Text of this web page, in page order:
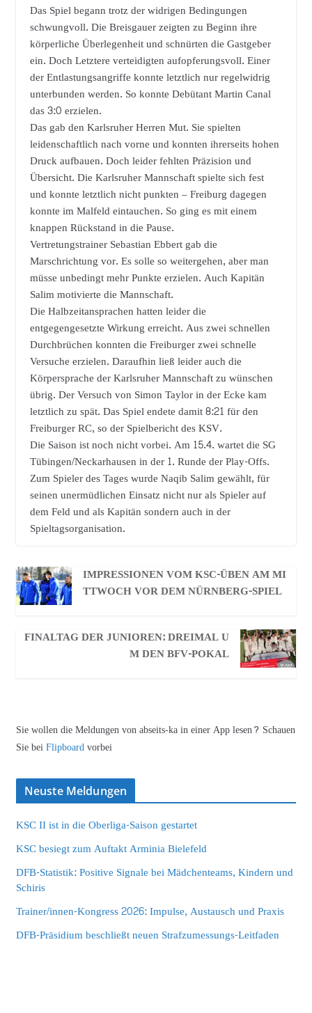
Das Spiel begann trotz der widrigen Bedingungen
schwungvoll. Die Breisgauer zeigten zu Beginn ihre
körperliche Überlegenheit und schnürten die Gastgeber
ein. Doch Letztere verteidigten aufopferungsvoll. Einer
der Entlastungsangriffe konnte letztlich nur regelwidrig
unterbunden werden. So konnte Debütant Martin Canal
das 3:0 erzielen.
Das gab den Karlsruher Herren Mut. Sie spielten
leidenschaftlich nach vorne und konnten ihrerseits hohen
Druck aufbauen. Doch leider fehlten Präzision und
Übersicht. Die Karlsruher Mannschaft spielte sich fest
und konnte letztlich nicht punkten – Freiburg dagegen
konnte im Malfeld eintauchen. So ging es mit einem
knappen Rückstand in die Pause.
Vertretungstrainer Sebastian Ebbert gab die
Marschrichtung vor. Es solle so weitergehen, aber man
müsse unbedingt mehr Punkte erzielen. Auch Kapitän
Salim motivierte die Mannschaft.
Die Halbzeitansprachen hatten leider die
entgegengesetzte Wirkung erreicht. Aus zwei schnellen
Durchbrüchen konnten die Freiburger zwei schnelle
Versuche erzielen. Daraufhin ließ leider auch die
Körpersprache der Karlsruher Mannschaft zu wünschen
übrig. Der Versuch von Simon Taylor in der Ecke kam
letztlich zu spät. Das Spiel endete damit 8:21 für den
Freiburger RC, so der Spielbericht des KSV.
Die Saison ist noch nicht vorbei. Am 15.4. wartet die SG
Tübingen/Neckarhausen in der 1. Runde der Play-Offs.
Zum Spieler des Tages wurde Naqib Salim gewählt, für
seinen unermüdlichen Einsatz nicht nur als Spieler auf
dem Feld und als Kapitän sondern auch in der
Spieltagsorganisation.
IMPRESSIONEN VOM KSC-ÜBEN AM MI
TTWOCH VOR DEM NÜRNBERG-SPIEL
FINALTAG DER JUNIOREN: DREIMAL U
M DEN BFV-POKAL
Sie wollen die Meldungen von abseits-ka in einer App lesen? Schauen
Sie beiFlipboardvorbei
Neuste Meldungen
KSC II ist in die Oberliga-Saison gestartet
KSC besiegt zum Auftakt Arminia Bielefeld
DFB-Statistik: Positive Signale bei Mädchenteams, Kindern und
Schiris
Trainer/innen-Kongress 2026: Impulse, Austausch und Praxis
DFB-Präsidium beschließt neuen Strafzumessungs-Leitfaden